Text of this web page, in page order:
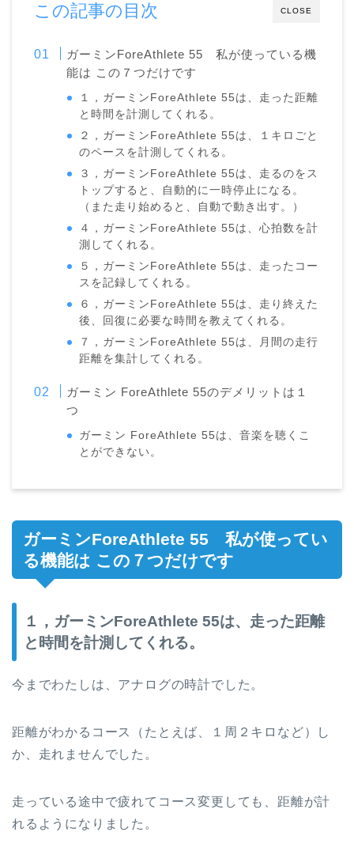
CLOSE
この記事の目次
ガーミンForeAthlete 55 私が使っている機
能は この７つだけです
１，ガーミンForeAthlete 55は、走った距離
と時間を計測してくれる。
２，ガーミンForeAthlete 55は、１キロごと
のペースを計測してくれる。
３，ガーミンForeAthlete 55は、走るのをス
トップすると、自動的に一時停止になる。
（また走り始めると、自動で動き出す。）
４，ガーミンForeAthlete 55は、心拍数を計
測してくれる。
５，ガーミンForeAthlete 55は、走ったコー
スを記録してくれる。
６，ガーミンForeAthlete 55は、走り終えた
後、回復に必要な時間を教えてくれる。
７，ガーミンForeAthlete 55は、月間の走行
距離を集計してくれる。
ガーミン ForeAthlete 55のデメリットは１
つ
ガーミン ForeAthlete 55は、音楽を聴くこ
とができない。
ガーミンForeAthlete 55 私が使ってい
る機能は この７つだけです
１，ガーミンForeAthlete 55は、走った距離
と時間を計測してくれる。
今までわたしは、アナログの時計でした。
距離がわかるコース（たとえば、１周２キロなど）し
か、走れませんでした。
走っている途中で疲れてコース変更しても、距離が計
れるようになりました。